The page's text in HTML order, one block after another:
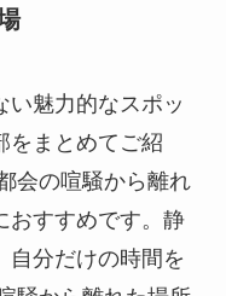
い魅力的なスポッ
をまとめてご紹
会の喧騒から離れ
おすすめです。静
自分だけの時間を